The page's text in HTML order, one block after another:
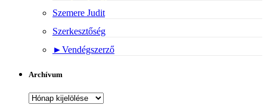
Szemere Judit
Szerkesztőség
►Vendégszerző
Archívum
Archívum